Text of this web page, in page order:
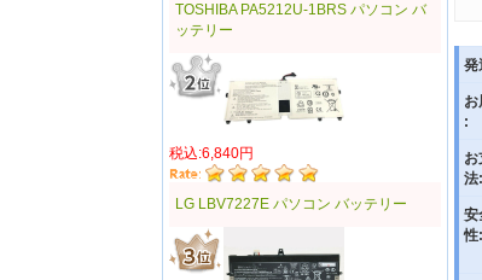
TOSHIBA PA5212U-1BRS パソコン バ
ッテリー
税込:6,840円
LG LBV7227E パソコン バッテリー
発
お
:
お
法:
安
性: